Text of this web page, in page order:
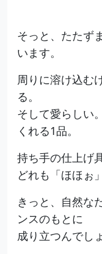
そっと、たたず
います。
周りに溶け込む
る。
そして愛らしい
くれる1品。
持ち手の仕上げ
どれも「ほほぉ
きっと、自然な
ンスのもとに
成り立つんでし